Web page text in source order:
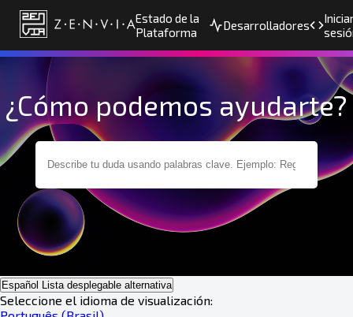
Estado de la
Plataforma
Desarrolladores
¿Cómo podemos ayudarte?
Español Lista desplegable alternativa
Seleccione el idioma de visualización: